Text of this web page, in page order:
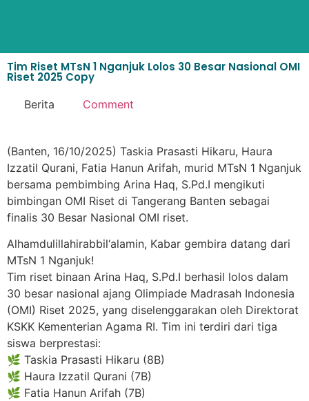
Tim Riset MTsN 1 Nganjuk Lolos 30 Besar Nasional OMI
Riset 2025 Copy
Berita Comment
(Banten, 16/10/2025) Taskia Prasasti Hikaru, Haura
Izzatil Qurani, Fatia Hanun Arifah, murid MTsN 1 Nganjuk
bersama pembimbing Arina Haq, S.Pd.I mengikuti
bimbingan OMI Riset di Tangerang Banten sebagai
finalis 30 Besar Nasional OMI riset.
Alhamdulillahirabbil‘alamin, Kabar gembira datang dari
MTsN 1 Nganjuk!
Tim riset binaan Arina Haq, S.Pd.I berhasil lolos dalam
30 besar nasional ajang Olimpiade Madrasah Indonesia
(OMI) Riset 2025, yang diselenggarakan oleh Direktorat
KSKK Kementerian Agama RI. Tim ini terdiri dari tiga
siswa berprestasi:
🌿 Taskia Prasasti Hikaru (8B)
🌿 Haura Izzatil Qurani (7B)
🌿 Fatia Hanun Arifah (7B)